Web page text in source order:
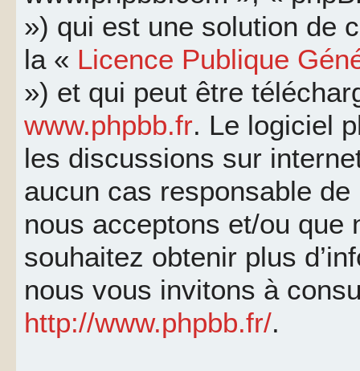
») qui est une solution de
la « Licence Publique
») et qui peut être
www.phpbb.fr. Le logiciel
les discussions sur
aucun cas responsable
nous acceptons et/ou que
souhaitez obtenir plus
nous vous invitons à
http://www.phpbb.fr/.